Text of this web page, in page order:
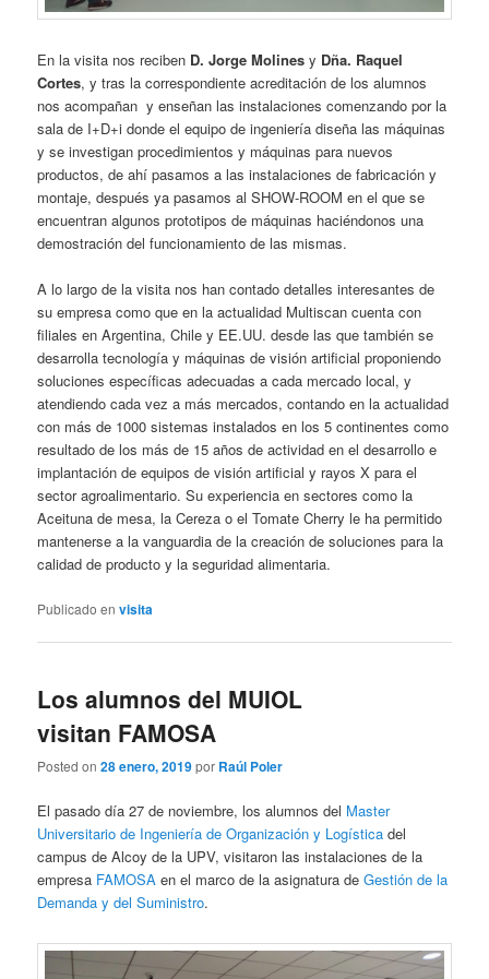
En la visita nos reciben D. Jorge Molines y Dña. Raquel
Cortes, y tras la correspondiente acreditación de los alumnos
nos acompañan y enseñan las instalaciones comenzando por la
sala de I+D+i donde el equipo de ingeniería diseña las máquinas
y se investigan procedimientos y máquinas para nuevos
productos, de ahí pasamos a las instalaciones de fabricación y
montaje, después ya pasamos al SHOW-ROOM en el que se
encuentran algunos prototipos de máquinas haciéndonos una
demostración del funcionamiento de las mismas.
A lo largo de la visita nos han contado detalles interesantes de
su empresa como que en la actualidad Multiscan cuenta con
filiales en Argentina, Chile y EE.UU. desde las que también se
desarrolla tecnología y máquinas de visión artificial proponiendo
soluciones específicas adecuadas a cada mercado local, y
atendiendo cada vez a más mercados, contando en la actualidad
con más de 1000 sistemas instalados en los 5 continentes como
resultado de los más de 15 años de actividad en el desarrollo e
implantación de equipos de visión artificial y rayos X para el
sector agroalimentario. Su experiencia en sectores como la
Aceituna de mesa, la Cereza o el Tomate Cherry le ha permitido
mantenerse a la vanguardia de la creación de soluciones para la
calidad de producto y la seguridad alimentaria.
Publicado en visita
Los alumnos del MUIOL
visitan FAMOSA
Posted on28 enero, 2019por Raúl Poler
El pasado día 27 de noviembre, los alumnos del Master
Universitario de Ingeniería de Organización y Logística del
campus de Alcoy de la UPV, visitaron las instalaciones de la
empresa FAMOSA en el marco de la asignatura deGestión de la
Demanda y del Suministro.